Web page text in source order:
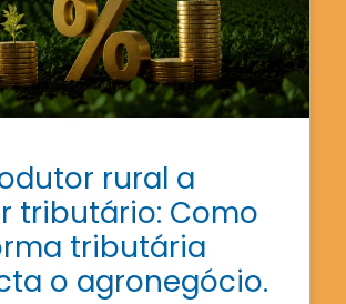
rural a
tributário: Como
tributária
o agronegócio.